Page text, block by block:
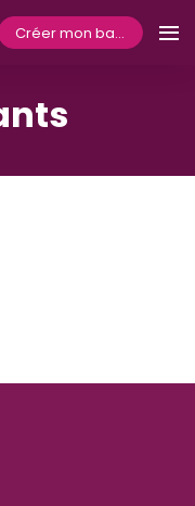
Créer mon badge